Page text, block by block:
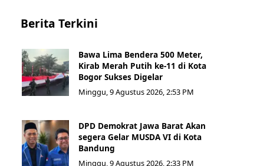
Berita Terkini
Bawa Lima Bendera 500 Meter,
Kirab Merah Putih ke-11 di Kota
Bogor Sukses Digelar
Minggu, 9 Agustus 2026, 2:53 PM
DPD Demokrat Jawa Barat Akan
segera Gelar MUSDA VI di Kota
Bandung
Minggu, 9 Agustus 2026, 2:33 PM